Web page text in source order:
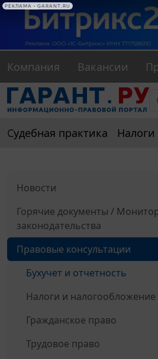
Компания Вакансии
Судебная практика Налоги
Новости
Горячие документы /
законодательства
Правовые консультации
Бухучет и отчетность
Налоги и налогообложение
Гражданское право
Трудовое право
РЕКЛАМА • GARANT.RU